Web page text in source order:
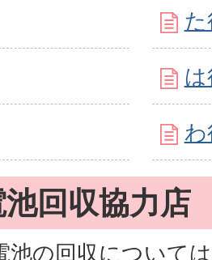
回収協力店
池の回収について